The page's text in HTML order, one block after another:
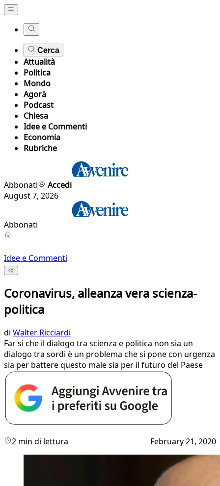
Cerca
Attualità
Politica
Mondo
Agorà
Podcast
Chiesa
Idee e Commenti
Economia
Rubriche
Abbonati
Accedi
August 7, 2026
Abbonati
Idee e Commenti
Coronavirus, alleanza vera scienza-
politica
di Walter Ricciardi
Far sì che il dialogo tra scienza e politica non sia un
dialogo tra sordi è un problema che si pone con urgenza
sia per battere questo male sia per il futuro del Paese
2 min di lettura February 21, 2020